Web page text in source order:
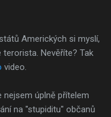
Amerických si myslí,
terorista. Nevěříte? Tak
video.
nejsem úplně přítelem
na "stupiditu" občanů